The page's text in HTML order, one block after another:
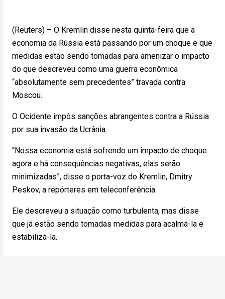
(Reuters) – O Kremlin disse nesta quinta-feira que a
economia da Rússia está passando por um choque e que
medidas estão sendo tomadas para amenizar o impacto
do que descreveu como uma guerra econômica
“absolutamente sem precedentes” travada contra
Moscou.
O Ocidente impôs sanções abrangentes contra a Rússia
por sua invasão da Ucrânia.
“Nossa economia está sofrendo um impacto de choque
agora e há consequências negativas, elas serão
minimizadas”, disse o porta-voz do Kremlin, Dmitry
Peskov, a repórteres em teleconferência.
Ele descreveu a situação como turbulenta, mas disse
que já estão sendo tomadas medidas para acalmá-la e
estabilizá-la.